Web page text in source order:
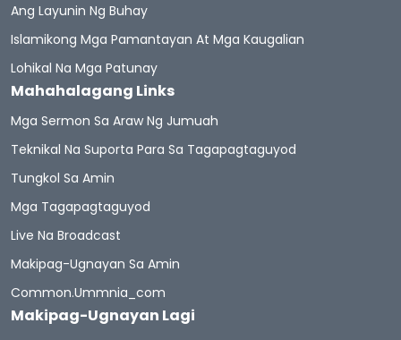
Ang Layunin Ng Buhay
Islamikong Mga Pamantayan At Mga Kaugalian
Lohikal Na Mga Patunay
Mahahalagang Links
Mga Sermon Sa Araw Ng Jumuah
Teknikal Na Suporta Para Sa Tagapagtaguyod
Tungkol Sa Amin
Mga Tagapagtaguyod
Live Na Broadcast
Makipag-Ugnayan Sa Amin
Common.ummnia_com
Makipag-Ugnayan Lagi